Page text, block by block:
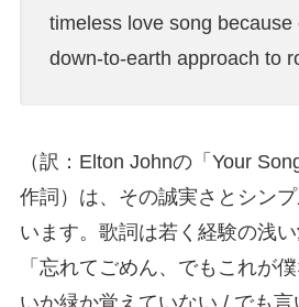
timeless love song because
down-to-earth approach to
（訳：Elton Johnの「Your
作詞）は、その誠実さとシン
います。歌詞は若く経験の浅い
「忘れてごめん、でもこれが